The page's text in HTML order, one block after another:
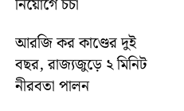
নিয়োগে চর্চা
আরজি কর কাণ্ডের দুই
বছর, রাজ্যজুড়ে ২ মিনিট
নীরবতা পালন